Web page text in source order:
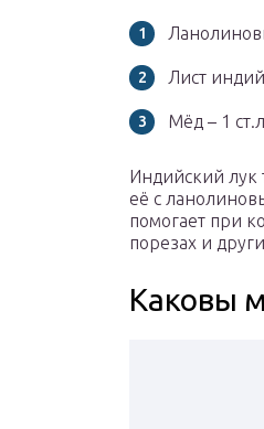
Лист
Мёд – 1
Индийский лук
её с
помогает при
порезах и
Каковы